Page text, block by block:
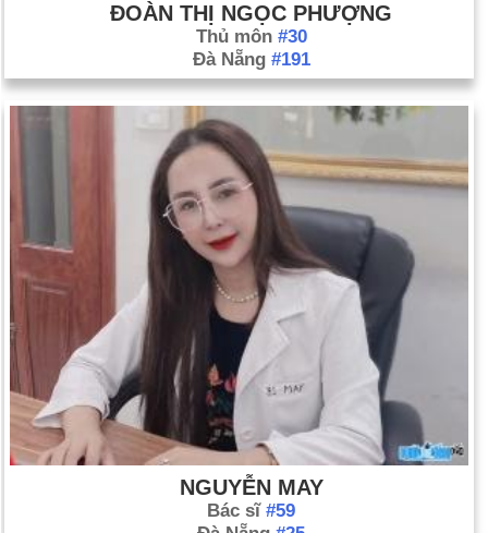
ĐOÀN THỊ NGỌC PHƯỢNG
Thủ môn #30
Đà Nẵng #191
NGUYỄN MAY
Bác sĩ #59